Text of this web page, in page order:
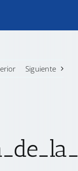
Siguiente